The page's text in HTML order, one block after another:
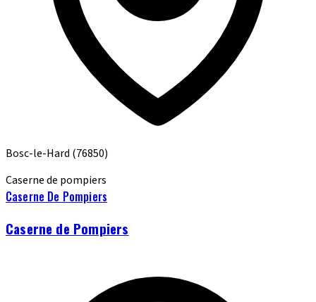
Bosc-le-Hard (76850)
Caserne de pompiers
Caserne De Pompiers
Caserne de Pompiers